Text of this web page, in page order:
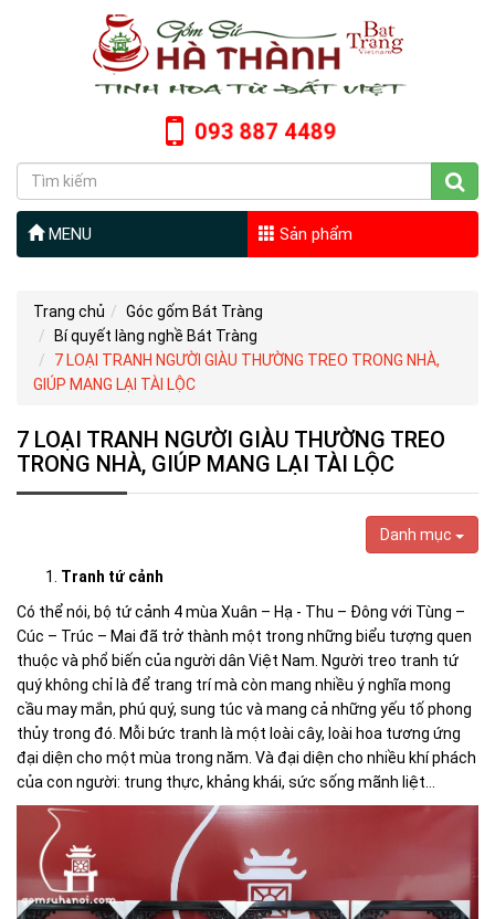
093 887 4489
MENU Sản phẩm
Trang chủ
Góc gốm Bát Tràng
Bí quyết làng nghề Bát Tràng
7 LOẠI TRANH NGƯỜI GIÀU THƯỜNG TREO TRONG NHÀ,
GIÚP MANG LẠI TÀI LỘC
7 LOẠI TRANH NGƯỜI GIÀU THƯỜNG TREO
TRONG NHÀ, GIÚP MANG LẠI TÀI LỘC
Danh mục
Tranh tứ cảnh
Có thể nói, bộ tứ cảnh 4 mùa Xuân – Hạ - Thu – Đông với Tùng –
Cúc – Trúc – Mai đã trở thành một trong những biểu tượng quen
thuộc và phổ biến của người dân Việt Nam. Người treo tranh tứ
quý không chỉ là để trang trí mà còn mang nhiều ý nghĩamong
cầu may mắn, phú quý, sung túc và mang cả những yếu tố phong
thủy trong đó. Mỗi bức tranh là một loài cây, loài hoa tương ứng
đại diện cho một mùa trong năm. Và đại diện cho nhiều khí phách
của con người: trung thực, khảng khái, sức sống mãnh liệt…